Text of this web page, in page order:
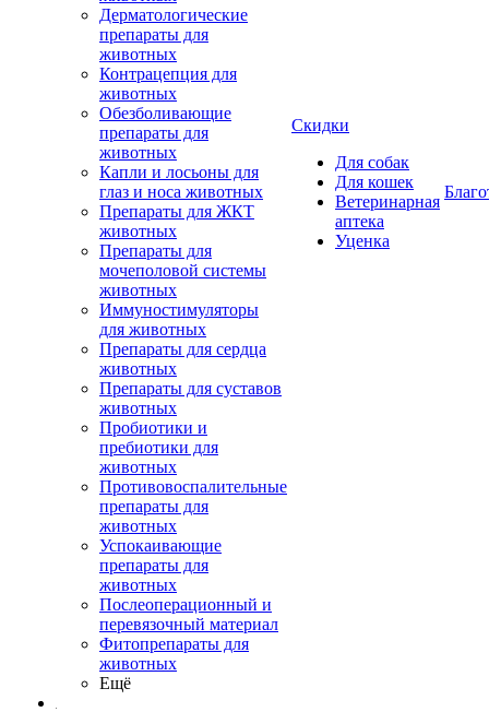
Дерматологические
препараты для
животных
Контрацепция для
животных
Обезболивающие
препараты для
животных
Капли и лосьоны для
глаз и носа животных
Препараты для ЖКТ
животных
Препараты для
мочеполовой системы
животных
Иммуностимуляторы
для животных
Препараты для сердца
животных
Препараты для суставов
животных
Пробиотики и
пребиотики для
животных
Противовоспалительные
препараты для
животных
Успокаивающие
препараты для
животных
Послеоперационный и
перевязочный материал
Фитопрепараты для
животных
Ещё
Скидки
Для собак
Для кошек
Ветеринарная
аптека
Уценка